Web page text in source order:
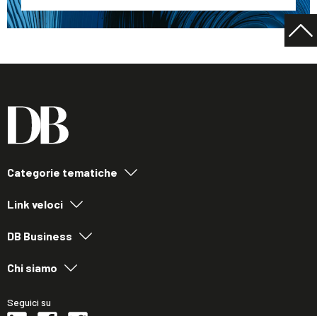
Categorie tematiche
Link veloci
DB Business
Chi siamo
Seguici su